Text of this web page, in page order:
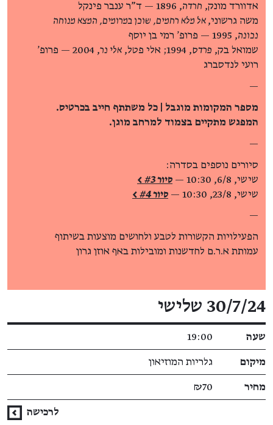
אדוורד מונק, חרדה, 1896 — ד"ר ענבר פינקל
משה גרשוני, אל מלא רחמים, שוכן במרומים, המצא מנוחה
נכונה, 1995 — פרופ' רמי בן יוסף
שמואל בק, פרדס, 1994; אלי פטל, אלי נר
, 2004 — פרופ'
רועי לנדסברג
—
מספר המקומות מוגבל | כל משתתף חייב בכרטיס.
המפגש מתקיים בצמוד למרחב מוגן.
—
סיורים נוספים בסדרה:
שישי, 6/8, 10:30 —
סיור #3 >
שישי, 23/8, 10:30 —
סיור #4 >
—
הפעילויות הקשורות לטבע ולחושים מוצעות בשיתוף
עמותת א.ר.ם לחדשנות ומובילות באף אוזן גרון
פרטי האירוע
30/7/24 שלישי
שעה 19:00
מיקום גלריות המוזיאון
מחיר ₪70
לרכישה